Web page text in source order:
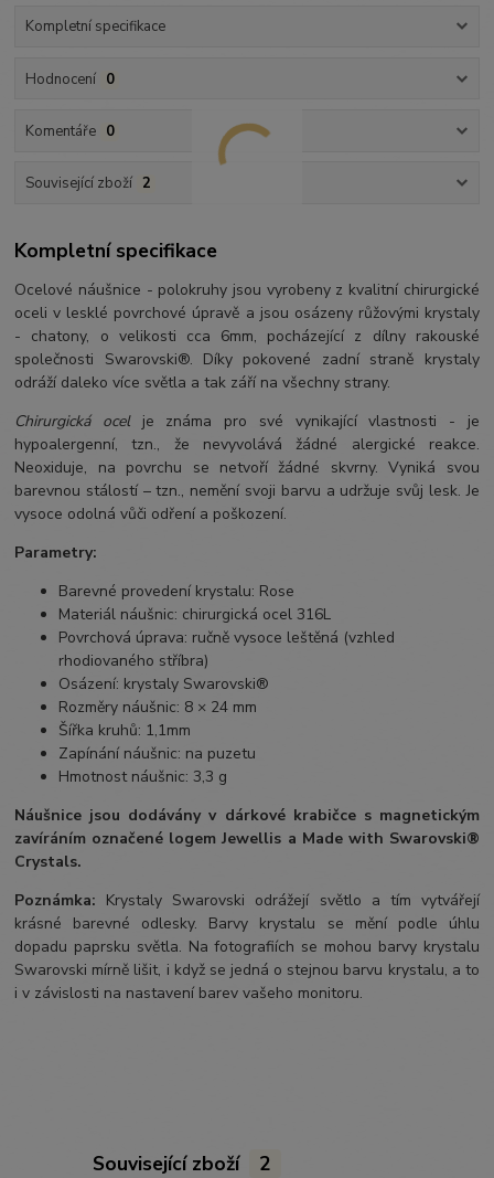
Kompletní specifikace
Hodnocení 0
Komentáře 0
Související zboží 2
Kompletní specifikace
Ocelové náušnice - polokruhy jsou vyrobeny z kvalitní chirurgické
oceli v lesklé povrchové úpravě a jsou osázeny růžovými krystaly
- chatony, o velikosti cca 6mm, pocházející z dílny rakouské
společnosti Swarovski®. Díky pokovené zadní straně krystaly
odráží daleko více světla a tak září na všechny strany.
Chirurgická ocelje známa pro své vynikající vlastnosti - je
hypoalergenní, tzn., že nevyvolává žádné alergické reakce.
Neoxiduje, na povrchu se netvoří žádné skvrny. Vyniká svou
barevnou stálostí – tzn., nemění svoji barvu a udržuje svůj lesk. Je
vysoce odolná vůči odření a poškození.
Parametry:
Barevné provedení krystalu: Rose
Materiál náušnic: chirurgická ocel 316L
Povrchová úprava: ručně vysoce leštěná (vzhled
rhodiovaného stříbra)
Osázení: krystaly Swarovski®
Rozměry náušnic: 8 × 24 mm
Šířka kruhů: 1,1mm
Zapínání náušnic: na puzetu
Hmotnost náušnic: 3,3 g
Náušnice jsou dodávány v dárkové krabičce s magnetickým
zavíráním označené logem Jewellis a Made with Swarovski®
Crystals.
Poznámka: Krystaly Swarovski odrážejí světlo a tím vytvářejí
krásné barevné odlesky. Barvy krystalu se mění podle úhlu
dopadu paprsku světla. Na fotografiích se mohou barvy krystalu
Swarovski mírně lišit, i když se jedná o stejnou barvu krystalu, a to
i v závislosti na nastavení barev vašeho monitoru.
Související zboží 2